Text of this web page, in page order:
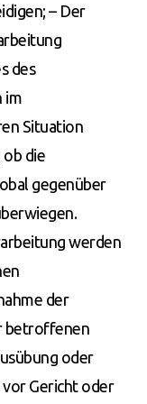
– Der
des
im
Situation
die
gegenüber
werden
der
betroffenen
oder
Gericht oder